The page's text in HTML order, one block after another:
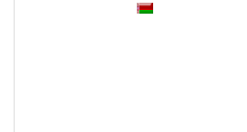
Также доступны: